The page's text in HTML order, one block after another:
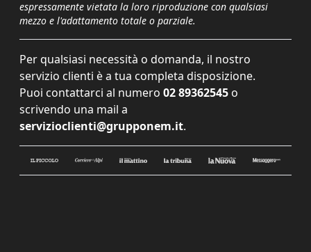
espressamente vietata la loro riproduzione con qualsiasi
mezzo e l'adattamento totale o parziale.
Per qualsiasi necessità o domanda, il nostro
servizio clienti è a tua completa disposizione.
Puoi contattarci al numero 02 89362545 o
scrivendo una mail a
servizioclienti@grupponem.it.